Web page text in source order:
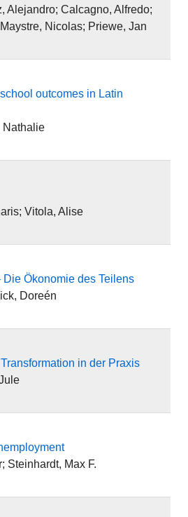
Alejandro; Calcagno, Alfredo;
Nicolas; Priewe, Jan
outcomes in Latin
Nathalie
Vitola, Alise
Ökonomie des Teilens
Doreén
in der Praxis
Steinhardt, Max F.